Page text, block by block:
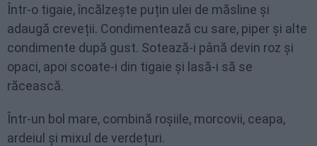
Într-o tigaie, încălzește puțin ulei de măsline și
adaugă creveții. Condimentează cu sare, piper și alte
condimente după gust. Sotează-i până devin roz și
opaci, apoi scoate-i din tigaie și lasă-i să se
răcească.
Într-un bol mare, combină roșiile, morcovii, ceapa,
ardeiul și mixul de verdețuri.